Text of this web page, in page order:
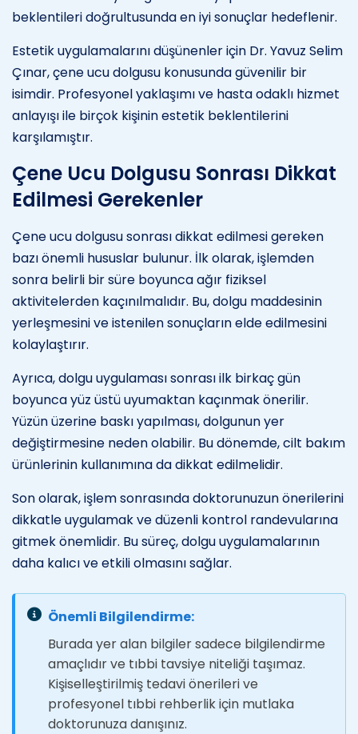
beklentileri doğrultusunda en iyi sonuçlar hedeflenir.
Estetik uygulamalarını düşünenler için Dr. Yavuz Selim
Çınar, çene ucu dolgusu konusunda güvenilir bir
isimdir. Profesyonel yaklaşımı ve hasta odaklı hizmet
anlayışı ile birçok kişinin estetik beklentilerini
karşılamıştır.
Çene Ucu Dolgusu Sonrası Dikkat
Edilmesi Gerekenler
Çene ucu dolgusu sonrası dikkat edilmesi gereken
bazı önemli hususlar bulunur. İlk olarak, işlemden
sonra belirli bir süre boyunca ağır fiziksel
aktivitelerden kaçınılmalıdır. Bu, dolgu maddesinin
yerleşmesini ve istenilen sonuçların elde edilmesini
kolaylaştırır.
Ayrıca, dolgu uygulaması sonrası ilk birkaç gün
boyunca yüz üstü uyumaktan kaçınmak önerilir.
Yüzün üzerine baskı yapılması, dolgunun yer
değiştirmesine neden olabilir. Bu dönemde, cilt bakım
ürünlerinin kullanımına da dikkat edilmelidir.
Son olarak, işlem sonrasında doktorunuzun önerilerini
dikkatle uygulamak ve düzenli kontrol randevularına
gitmek önemlidir. Bu süreç, dolgu uygulamalarının
daha kalıcı ve etkili olmasını sağlar.
Önemli Bilgilendirme:
Burada yer alan bilgiler sadece bilgilendirme
amaçlıdır ve tıbbi tavsiye niteliği taşımaz.
Kişiselleştirilmiş tedavi önerileri ve
profesyonel tıbbi rehberlik için mutlaka
doktorunuza danışınız.